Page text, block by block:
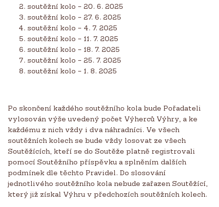
soutěžní kolo – 20. 6. 2025
soutěžní kolo – 27. 6. 2025
soutěžní kolo – 4. 7. 2025
soutěžní kolo – 11. 7. 2025
soutěžní kolo – 18. 7. 2025
soutěžní kolo – 25. 7. 2025
soutěžní kolo – 1. 8. 2025
Po skončení každého soutěžního kola bude Pořadateli
vylosován výše uvedený počet Výherců Výhry, a ke
každému z nich vždy i dva náhradníci. Ve všech
soutěžních kolech se bude vždy losovat ze všech
Soutěžících, kteří se do Soutěže platně registrovali
pomocí Soutěžního příspěvku a splněním dalších
podmínek dle těchto Pravidel. Do slosování
jednotlivého soutěžního kola nebude zařazen Soutěžící,
který již získal Výhru v předchozích soutěžních kolech.